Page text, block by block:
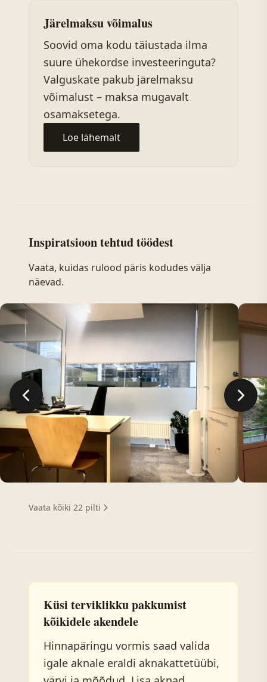
Järelmaksu võimalus
Soovid oma kodu täiustada ilma
suure ühekordse investeeringuta?
Valguskate pakub järelmaksu
võimalust – maksa mugavalt
osamaksetega.
Loe lähemalt
Inspiratsioon tehtud töödest
Vaata, kuidas rulood päris kodudes välja
näevad.
Vaata kõiki 22 pilti
Küsi terviklikku pakkumist
kõikidele akendele
Hinnapäringu vormis saad valida
igale aknale eraldi aknakattetüübi,